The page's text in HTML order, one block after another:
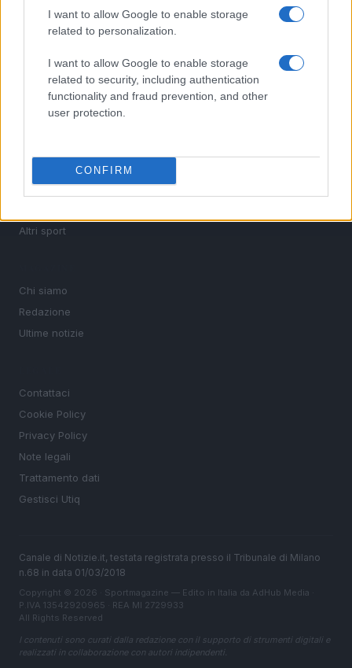
I want to allow Google to enable storage
related to personalization.
I want to allow Google to enable storage
related to security, including authentication
functionality and fraud prevention, and other
user protection.
CONFIRM
nazionali e internazionali, gli highlight delle partite, le
interviste ai protagonisti e i risultati in tempo reale di tutte
le discipline che fanno emozionare gli appassionati di
SEZIONI
Motori
Altri sport
Chi siamo
Redazione
Ultime notizie
Contattaci
Cookie Policy
Privacy Policy
Note legali
Trattamento dati
Gestisci Utiq
Canale di Notizie.it, testata registrata presso il Tribunale di Milano
n.68 in data 01/03/2018
Copyright © 2026 · Sportmagazine — Edito in Italia da AdHub Media
P.IVA 13542920965 · REA MI 2729933
All Rights Reserved
I contenuti sono curati dalla redazione con il supporto di strumenti digitali e
realizzati in collaborazione con autori indipendenti.